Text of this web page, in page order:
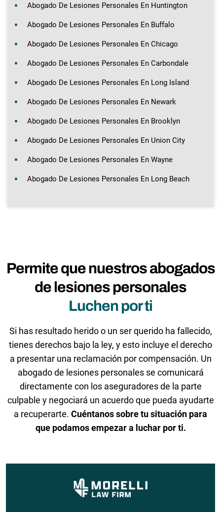
Abogado De Lesiones Personales En Huntington
Abogado De Lesiones Personales En Buffalo
Abogado De Lesiones Personales En Chicago
Abogado De Lesiones Personales En Carbondale
Abogado De Lesiones Personales En Long Island
Abogado De Lesiones Personales En Newark
Abogado De Lesiones Personales En Brooklyn
Abogado De Lesiones Personales En Union City
Abogado De Lesiones Personales En Wayne
Abogado De Lesiones Personales En Long Beach
Permite que nuestros abogados
de lesiones personales
Luchen por ti
Si has resultado herido o un ser querido ha fallecido,
tienes derechos bajo la ley, y esto incluye el derecho
a presentar una reclamación por compensación. Un
abogado de lesiones personales se comunicará
directamente con los aseguradores de la parte
culpable y negociará un acuerdo que pueda ayudarte
a recuperarte. Cuéntanos sobre tu situación para
que podamos empezar a luchar por ti.